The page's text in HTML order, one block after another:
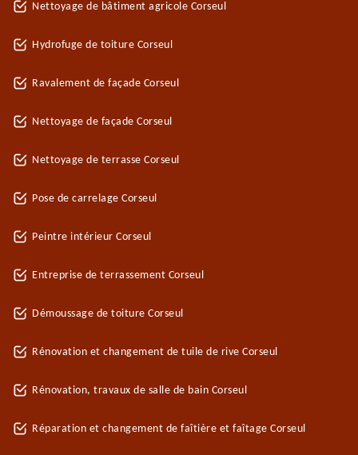
Nettoyage de bâtiment agricole Corseul
Hydrofuge de toiture Corseul
Ravalement de façade Corseul
Nettoyage de façade Corseul
Nettoyage de terrasse Corseul
Pose de carrelage Corseul
Peintre intérieur Corseul
Entreprise de terrassement Corseul
Démoussage de toiture Corseul
Rénovation et changement de tuile de rive Corseul
Rénovation, travaux de salle de bain Corseul
Réparation et changement de faîtière et faîtage Corseul